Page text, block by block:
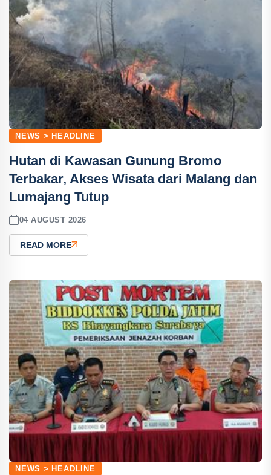
NEWS > HEADLINE
Hutan di Kawasan Gunung Bromo
Terbakar, Akses Wisata dari Malang dan
Lumajang Tutup
04 AUGUST 2026
READ MORE
NEWS > HEADLINE